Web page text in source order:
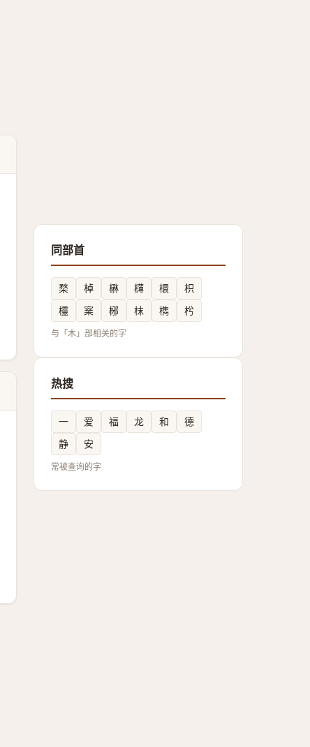
同部首
楘 棹 楙 欂 檈
枳
欞
㮤 㭨 枺 檇 枍
与「木」部相关的字
热搜
一 爱 福 龙 和
德
静
安
常被查询的字